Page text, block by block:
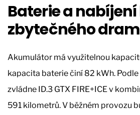
Baterie a nabíjení
zbytečného
Akumulátor má využitelnou
kapacita baterie činí 82 kWh.
zvládne ID.3 GTX FIRE+ICE v
591 kilometrů. V běžném provozu